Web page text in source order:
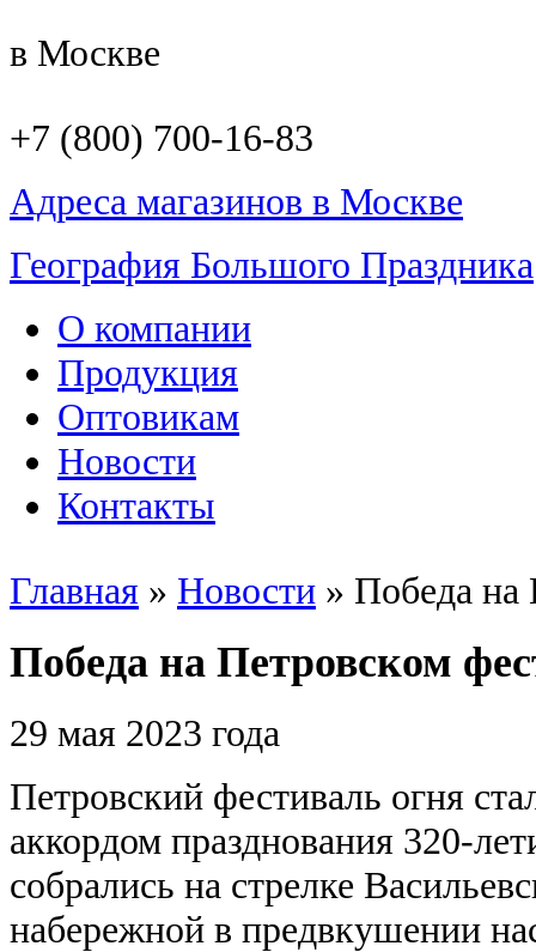
в Москве
+7 (800) 700-16-83
Адреса магазинов в Москве
География Большого Праздника
О компании
Продукция
Оптовикам
Новости
Контакты
Главная » Новости » Победа на
Победа на Петровском
29 мая 2023 года
Петровский фестиваль огня
аккордом празднования 320-
собрались на стрелке
набережной в предвкушении